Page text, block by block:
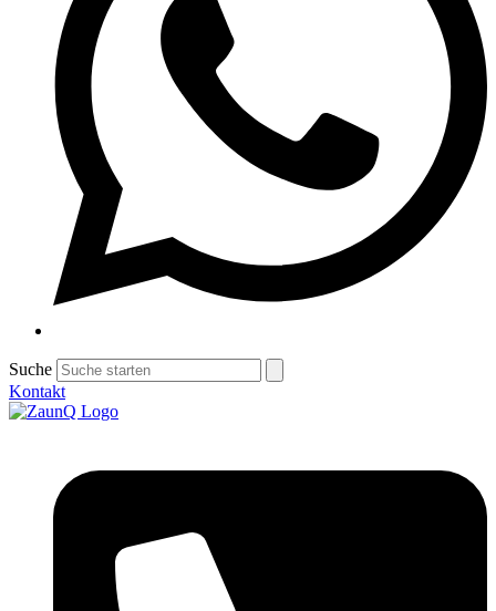
Suche
Kontakt